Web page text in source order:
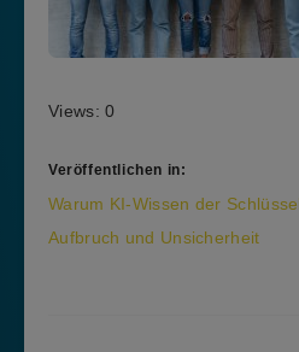
Views: 0
Veröffentlichen in:
Beitragsnavigation
Warum KI-Wissen der
Aufbruch und Unsicherheit